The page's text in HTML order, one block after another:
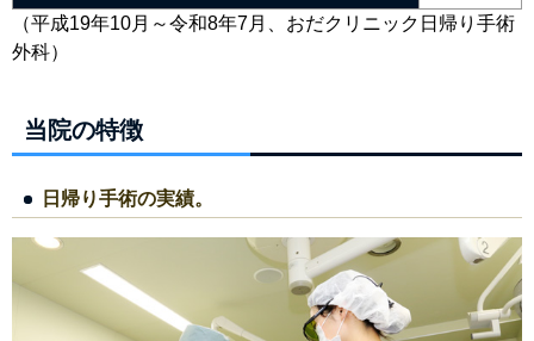
（平成19年10月～令和8年7月、おだクリニック日帰り手術
外科）
当院の特徴
日帰り手術の実績。